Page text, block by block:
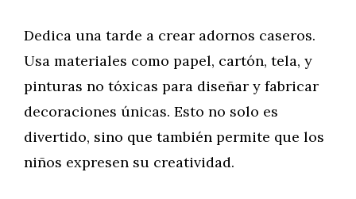
Dedica una tarde a crear adornos caseros.
Usa materiales como papel, cartón, tela, y
pinturas no tóxicas para diseñar y fabricar
decoraciones únicas. Esto no solo es
divertido, sino que también permite que los
niños expresen su creatividad.